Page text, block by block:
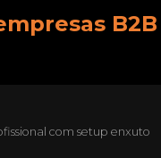
com setup enxuto
B2B